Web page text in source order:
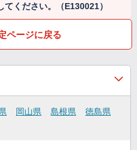
ください。（E130021）
ページに戻る
岡山県 島根県
徳島県